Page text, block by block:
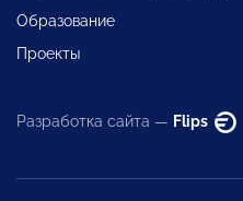
Образование
Проекты
Разработка сайта — Flips